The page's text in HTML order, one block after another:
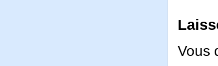
Vous